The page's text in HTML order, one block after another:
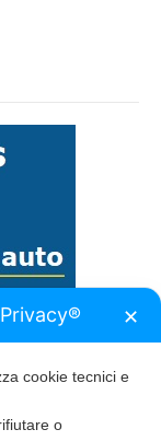
✕
cookie tecnici e
o